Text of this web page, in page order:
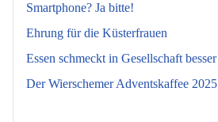
Smartphone? Ja bitte!
Ehrung für die Küsterfrauen
Essen schmeckt in Gesellschaft besser
Der Wierschemer Adventskaffee 2025